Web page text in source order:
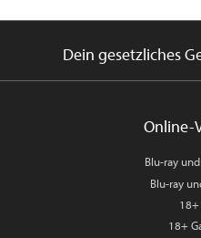
Dein gesetzliches
Online-
Blu-ray
Blu-ray
18+
18+